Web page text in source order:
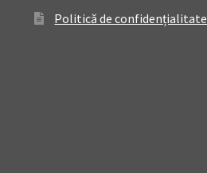
Politică de confidențialitate